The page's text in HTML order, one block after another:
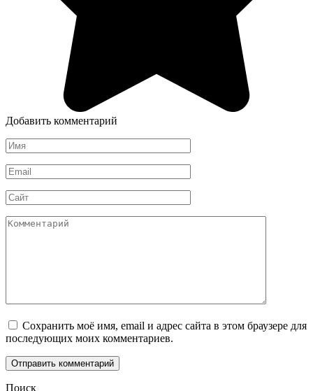
Добавить комментарий
Имя
*
Email
*
Сайт
Комментарий
Сохранить моё имя, email и адрес сайта в этом браузере для
последующих моих комментариев.
Поиск